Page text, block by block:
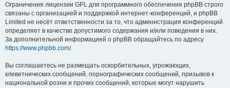
Ограничения лицензии GPL для программного обеспечения phpBB строго
связаны с организацией и поддержкой интернет-конференций, и phpBB
Limited не несёт ответственности за то, что администрация конференций
определяет в качестве допустимого содержания и/или поведения в них.
За дополнительной информацией о phpBB обращайтесь по адресу
https://www.phpbb.com/.
Вы соглашаетесь не размещать оскорбительных, угрожающих,
клеветнических сообщений, порнографических сообщений, призывов к
национальной розни и прочих сообщений, которые могут нарушить